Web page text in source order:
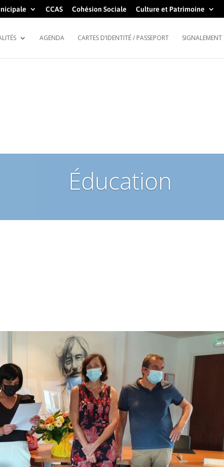
CCAS Cohésion Sociale Culture et Patrimoine
AGENDA CARTES D’IDENTITÉ / PASSEPORT SIGNALEMENT
Éducation